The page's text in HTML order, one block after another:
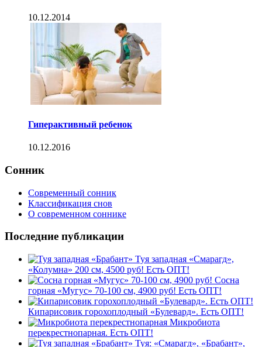
10.12.2014
Гиперактивный ребенок
10.12.2016
Сонник
Современный сонник
Классификация снов
О современном соннике
Последние публикации
Туя западная «Смарагд»,
«Колумна» 200 см, 4500 руб! Есть ОПТ!
Сосна
горная «Мугус» 70-100 см, 4900 руб! Есть ОПТ!
Кипарисовик горохоплодный «Булевард». Есть ОПТ!
Микробиота
перекрестнопарная. Есть ОПТ!
Туя: «Смарагд», «Брабант»,